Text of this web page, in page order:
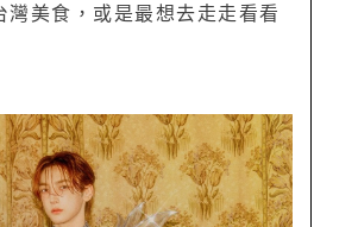
灣美食，或是最想去走走看看